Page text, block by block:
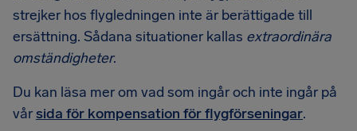
strejker hos flygledningen inte är berättigade till
ersättning. Sådana situationer kallas extraordinära
omständigheter.
Du kan läsa mer om vad som ingår och inte ingår på
vårsida för kompensation för flygförseningar.